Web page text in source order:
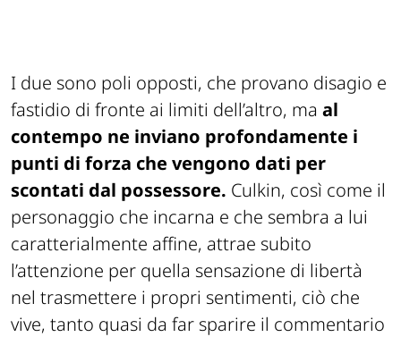
I due sono poli opposti, che provano disagio e
fastidio di fronte ai limiti dell’altro, ma al
contempo ne inviano profondamente i
punti di forza che vengono dati per
scontati dal possessore. Culkin, così come il
personaggio che incarna e che sembra a lui
caratterialmente affine, attrae subito
l’attenzione per quella sensazione di libertà
nel trasmettere i propri sentimenti, ciò che
vive, tanto quasi da far sparire il commentario